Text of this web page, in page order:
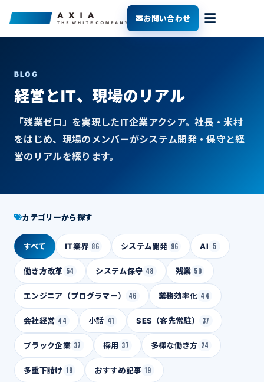
お問い合わせ
BLOG
経営とIT、現場のリアル
「残業ゼロ」を実現したIT企業アクシア。社長・米村
をはじめ、現場のメンバーがシステム開発・保守と経
営のリアルを綴ります。
カテゴリーから探す
すべて IT業界 86 システム開発 96 AI 5
働き方改革 54 システム保守 48 残業 50
エンジニア（プログラマー） 46 業務効率化 44
会社経営 44 小話 41 SES（客先常駐） 37
ブラック企業 37 採用 37 多様な働き方 24
多重下請け 19 おすすめ記事 19